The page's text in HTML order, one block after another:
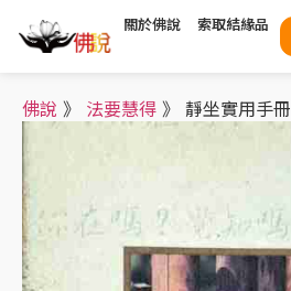
關於佛說 索取結緣品
佛說 》 法要慧得 》 靜坐實用手冊